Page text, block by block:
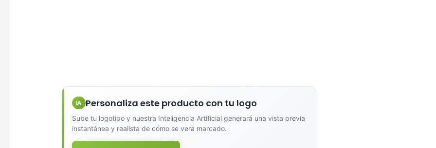
IA Personaliza este producto con tu logo
Sube tu logotipo y nuestra Inteligencia Artificial generará una vista previa
instantánea y realista de cómo se verá marcado.
Una Tinta
Marcado en un solo color plano (ideal